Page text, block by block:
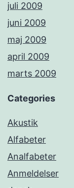
juli 2009
juni 2009
maj 2009
april 2009
marts 2009
Categories
Akustik
Alfabeter
Analfabeter
Anmeldelser